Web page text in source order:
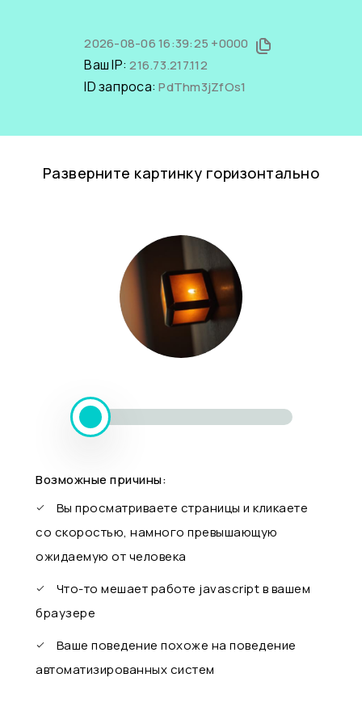
2026-08-06 16:39:25 +0000
Ваш IP:216.73.217.112
ID запроса:PdThm3jZfOs1
Разверните картинку горизонтально
Возможные причины:
Вы просматриваете страницы и кликаете
со скоростью, намного превышающую
ожидаемую от человека
Что-то мешает работе javascript в вашем
браузере
Ваше поведение похоже на поведение
автоматизированных систем